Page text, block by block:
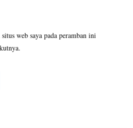
web saya pada peramban ini